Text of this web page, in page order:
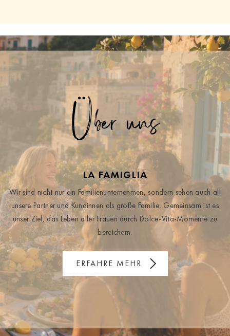
Über uns
LA FAMIGLIA
Wir sind nicht nur ein Familienunternehmen, sondern sehen auch all
unsere Partner und Kundinnen als große Familie. Gemeinsam ist es
unser Ziel, das Leben aller Frauen durch Dolce-Vita-Momente zu
bereichern.
ERFAHRE MEHR